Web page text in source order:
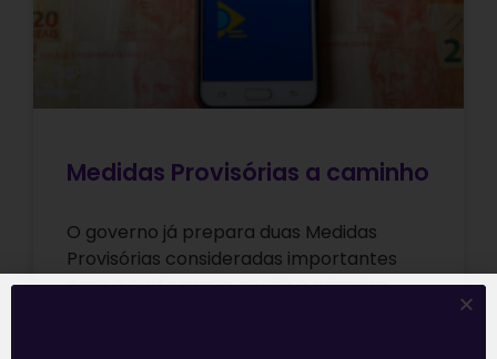
Medidas Provisórias a caminho
O governo já prepara duas Medidas
Provisórias consideradas importantes
para o curto prazo, sendo a primeira